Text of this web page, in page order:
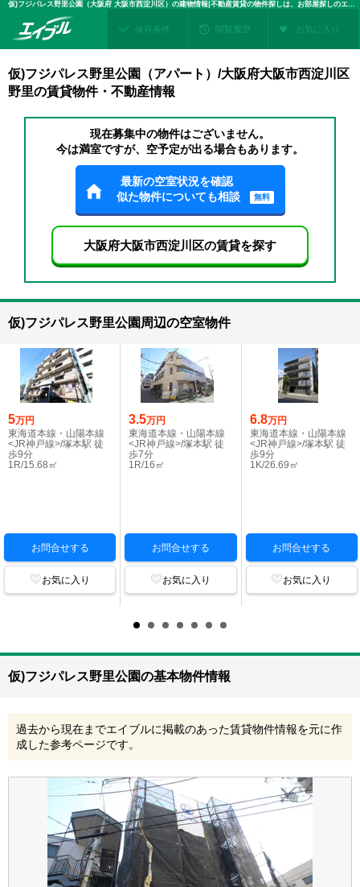
仮)フジパレス野里公園（大阪府 大阪市西淀川区）の建物情報|不動産賃貸の物件探しは、お部屋探しのエイブル
保存条件 閲覧履歴 お気に入り
仮)フジパレス野里公園（アパート）/大阪府大阪市西淀川区
野里の賃貸物件・不動産情報
現在募集中の物件はございません。
今は満室ですが、空予定が出る場合もあります。
最新の空室状況を確認
似た物件についても相談
無料
大阪府大阪市西淀川区の賃貸を探す
仮)フジパレス野里公園周辺の空室物件
5万円
東海道本線・山陽本線
<JR神戸線>/塚本駅 徒
歩9分
1R/15.68㎡
お問合せする
お気に入り
3.5万円
東海道本線・山陽本線
<JR神戸線>/塚本駅 徒
歩7分
1R/16㎡
お問合せする
お気に入り
6.8万円
東海道本線・山陽本線
<JR神戸線>/塚本駅 徒
歩9分
1K/26.69㎡
お問合せする
お気に入り
仮)フジパレス野里公園の基本物件情報
過去から現在までエイブルに掲載のあった賃貸物件情報を元に作
成した参考ページです。